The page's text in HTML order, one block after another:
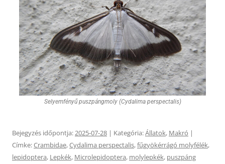
Selyemfényű puszpángmoly (Cydalima perspectalis)
Bejegyzés időpontja:2025-07-28 | Kategória:Állatok, Makró |
Címke:Crambidae,Cydalima perspectalis,fűgyökérrágó molyfélék,
lepidoptera, Lepkék, Microlepidoptera, molylepkék, puszpáng